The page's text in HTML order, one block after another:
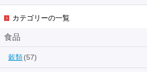
カテゴリーの一覧
食品
穀類(57)